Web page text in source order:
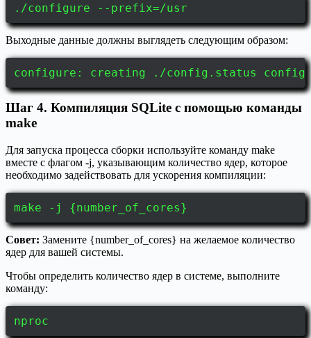
./configure --prefix=/usr
Выходные данные должны выглядеть следующим образом:
configure: creating ./config.status
Шаг 4. Компиляция SQLite с помощью команды
make
Для запуска процесса сборки используйте команду make
вместе с флагом -j, указывающим количество ядер, которое
необходимо задействовать для ускорения компиляции:
make -j {number_of_cores}
Совет: Замените {number_of_cores} на желаемое количество
ядер для вашей системы.
Чтобы определить количество ядер в системе, выполните
команду:
nproc